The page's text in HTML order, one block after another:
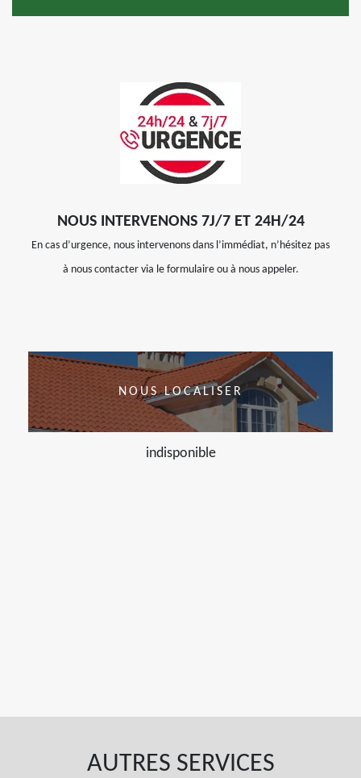
NOUS INTERVENONS 7J/7 ET 24H/24
En cas d’urgence, nous intervenons dans l’immédiat, n’hésitez pas
à nous contacter via le formulaire ou à nous appeler.
NOUS LOCALISER
indisponible
AUTRES SERVICES